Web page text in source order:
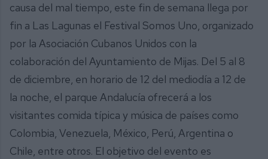
causa del mal tiempo, este fin de semana llega por
fin a Las Lagunas el Festival Somos Uno, organizado
por la Asociación Cubanos Unidos con la
colaboración del Ayuntamiento de Mijas. Del 5 al 8
de diciembre, en horario de 12 del mediodía a 12 de
la noche, el parque Andalucía ofrecerá a los
visitantes comida típica y música de países como
Colombia, Venezuela, México, Perú, Argentina o
Chile, entre otros. El objetivo del evento es